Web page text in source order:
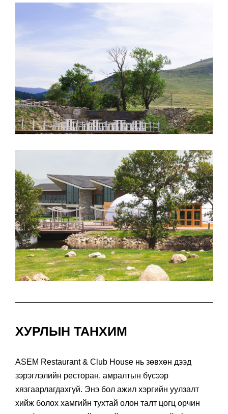
ХУРЛЫН ТАНХИМ
ASEM Restaurant & Club House нь зөвхөн дээд
зэрэглэлийн ресторан, амралтын бүсээр
хязгаарлагдахгүй. Энэ бол ажил хэргийн уулзалт
хийж болох хамгийн тухтай олон талт цогц орчин